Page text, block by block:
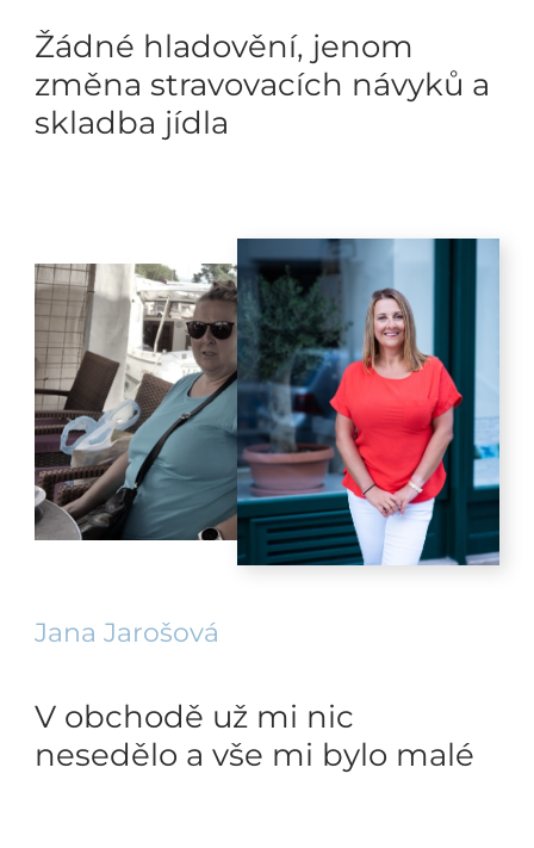
Žádné hladovění, jenom
změna stravovacích návyků a
skladba jídla
Jana Jarošová
V obchodě už mi nic
nesedělo a vše mi bylo malé